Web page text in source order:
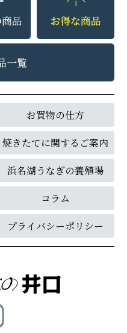
お買物の仕方
焼きたてに関するご案内
浜名湖うなぎの養殖場
コラム
プライバシーポリシー